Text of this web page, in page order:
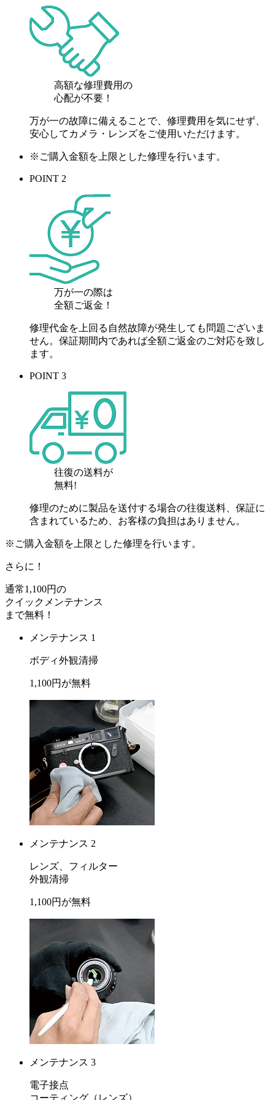
高額な修理費用の
心配が不要！
万が一の故障に備えることで、修理費用を気にせず、
安心してカメラ・レンズをご使用いただけます。
※ご購入金額を上限とした修理を行います。
POINT 2
万が一の際は
全額ご返金！
修理代金を上回る自然故障が発生しても問題ございま
せん。保証期間内であれば全額ご返金のご対応を致し
ます。
POINT 3
往復の送料が
無料!
修理のために製品を送付する場合の往復送料、保証に
含まれているため、お客様の負担はありません。
※ご購入金額を上限とした修理を行います。
さらに！
通常1,100円の
クイックメンテナンス
まで無料 ！
メンテナンス 1
ボディ外観清掃
1,100円が無料
メンテナンス 2
レンズ、フィルター
外観清掃
1,100円が無料
メンテナンス 3
電子接点
コーティング （レンズ）